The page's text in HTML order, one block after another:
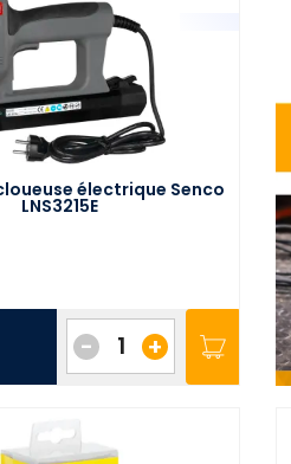
électrique Senco
LNS3215E
+
-